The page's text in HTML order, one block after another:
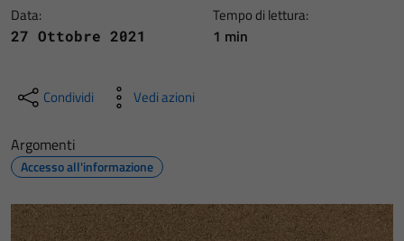
Data:
27 Ottobre 2021
Tempo di lettura:
1 min
Condividi Vedi azioni
Argomenti
Accesso all'informazione